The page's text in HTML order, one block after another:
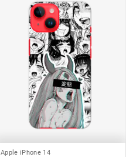
Apple iPhone 14